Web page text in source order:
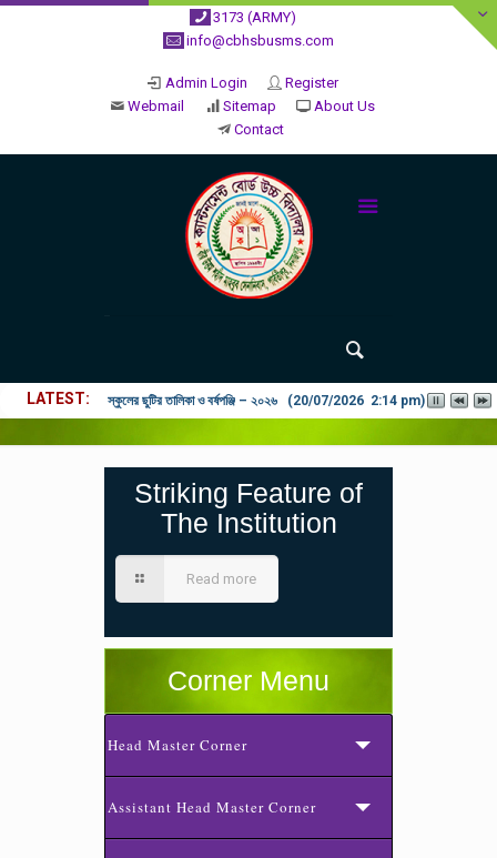
3173 (ARMY)
info@cbhsbusms.com
Admin Login
Register
Webmail
Sitemap
About Us
Contact
LATEST স্কুলের ছুটির তালিকা ও বর্ষপঞ্জি – ২০২৬ (20/07/2026 2:14 pm)
Striking Feature of
The Institution
Read more
Corner Menu
Head Master Corner
Assistant Head Master Corner